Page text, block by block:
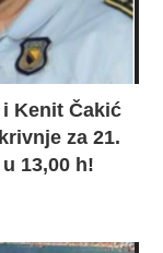
Kenit Čakić
za 21.
13,00 h!